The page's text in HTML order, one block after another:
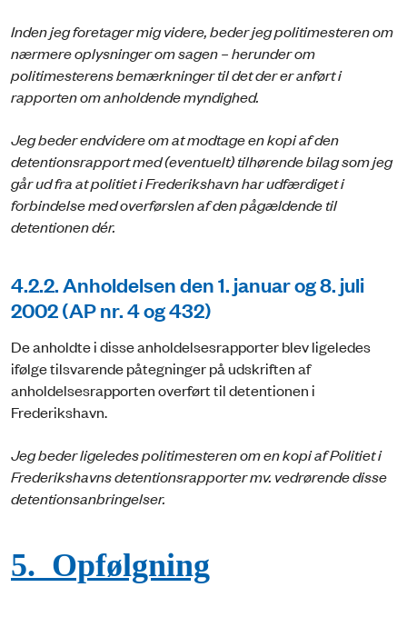
Inden jeg foretager mig videre, beder jeg politimesteren om
nærmere oplysninger om sagen – herunder om
politimesterens bemærkninger til det der er anført i
rapporten om anholdende myndighed.
Jeg beder endvidere om at modtage en kopi af den
detentionsrapport med (eventuelt) tilhørende bilag som jeg
går ud fra at politiet i Frederikshavn har udfærdiget i
forbindelse med overførslen af den pågældende til
detentionen dér.
4.2.2. Anholdelsen den 1. januar og 8. juli
2002 (AP nr. 4 og 432)
De anholdte i disse anholdelsesrapporter blev ligeledes
ifølge tilsvarende påtegninger på udskriften af
anholdelsesrapporten overført til detentionen i
Frederikshavn.
Jeg beder ligeledes politimesteren om en kopi af Politiet i
Frederikshavns detentionsrapporter mv. vedrørende disse
detentionsanbringelser.
5. Opfølgning